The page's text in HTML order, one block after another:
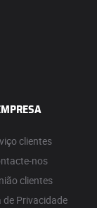
clientes
nos
clientes
de Privacidade